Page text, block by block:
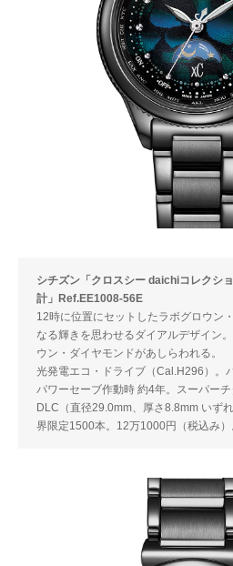
シチズン「クロスシー daichiコレクシ
計」Ref.EE1008-56E
12時に位置にセットしたラボグロウン
なる輝きを思わせるダイアルデザイン
ウン・ダイヤモンドがあしらわれる。
光発電エコ・ドライブ（Cal.H296）。
パワーセーブ作動時 約4年。スーパー
DLC（直径29.0mm、厚さ8.8mm いず
界限定1500本。12万1000円（税込み）